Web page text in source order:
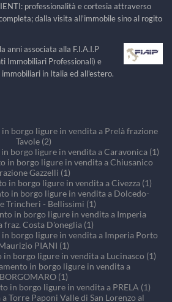
professionalità e cortesia attraverso
dalla visita all'immobile sino al rogito
anni associata alla F.I.A.I.P
Immobiliari Professionali) e
in Italia ed all'estero.
borgo ligure in vendita a Prelà frazione
Tavole (2)
borgo ligure in vendita a Caravonica (1)
in borgo ligure in vendita a Chiusanico
Gazzelli (1)
in borgo ligure in vendita a Civezza (1)
in borgo ligure in vendita a Dolcedo-
Trincheri - Bellissimi (1)
in borgo ligure in vendita a Imperia
fraz. Costa D'oneglia (1)
borgo ligure in vendita a Imperia Porto
PIANI (1)
borgo ligure in vendita a Lucinasco (1)
in borgo ligure in vendita a
BORGOMARO (1)
in borgo ligure in vendita a PRELA (1)
Torre Paponi Valle di San Lorenzo al